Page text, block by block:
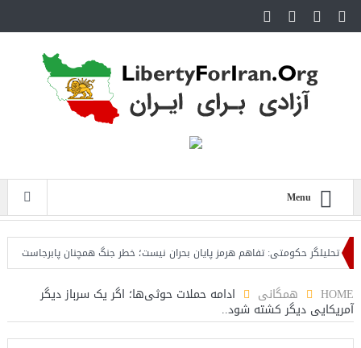
Menu
حکومتی: تفاهم هرمز پایان بحران نیست؛ خطر جنگ همچنان پابرجاست
HOME همگانی ادامه حملات حوثی‌ها؛ اگر یک سرباز دیگر
آمریکایی دیگر کشته شود..